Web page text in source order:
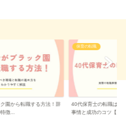
園から転職する方法！辞
徴...
保育の転職
40代保育士の転職は厳
事情と成功のコツ【...